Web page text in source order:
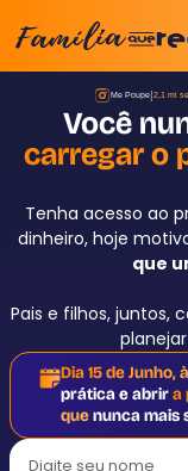
Me Poupe|2,1 mi
Você
carregar o
Tenha acesso ao
dinheiro, hoje
que
Pais e filhos, juntos,
Dia 15 de Junho,
prática e abrira
quenunca mais